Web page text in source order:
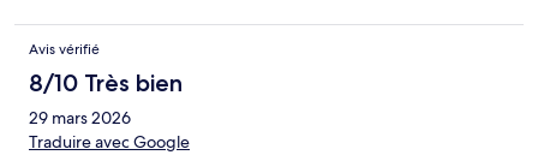
Avis vérifié
8/10 Très bien
29 mars 2026
Traduire avec Google